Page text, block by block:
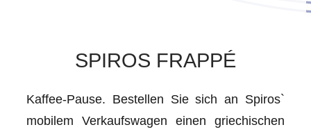
SPIROS FRAPPÉ
Kaffee-Pause. Bestellen Sie sich an Spiros`
mobilem Verkaufswagen einen griechischen